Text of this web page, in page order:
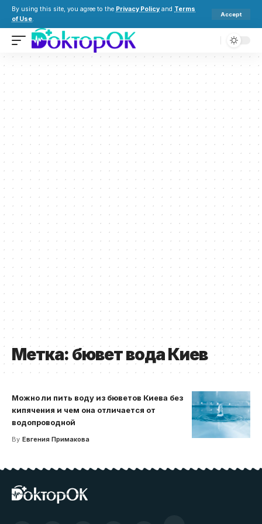
By using this site, you agree to the Privacy Policy and Terms
of Use.
Accept
Метка: бювет вода Киев
Можно ли пить воду из бюветов Киева без
кипячения и чем она отличается от
водопроводной
By Евгения Примакова